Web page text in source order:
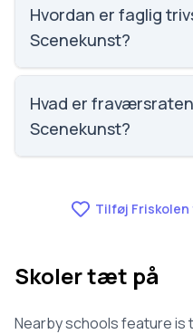
Scenekunst.
Hvordan er faglig
Scenekunst?
Vi har ikke data om
Scenekunst.
Hvad er
Scenekunst?
Tilføj
Skoler tæt på
Nearby schools feature is